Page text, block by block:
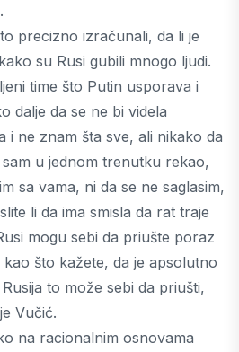
precizno izračunali, da li je
su Rusi gubili mnogo ljudi.
time što Putin usporava i
dalje da se ne bi videla
i ne znam šta sve, ali nikako da
u jednom trenutku rekao,
sa vama, ni da se ne saglasim,
li da ima smisla da rat traje
mogu sebi da priušte poraz
što kažete, da je apsolutno
to može sebi da priušti,
Vučić.
na racionalnim osnovama